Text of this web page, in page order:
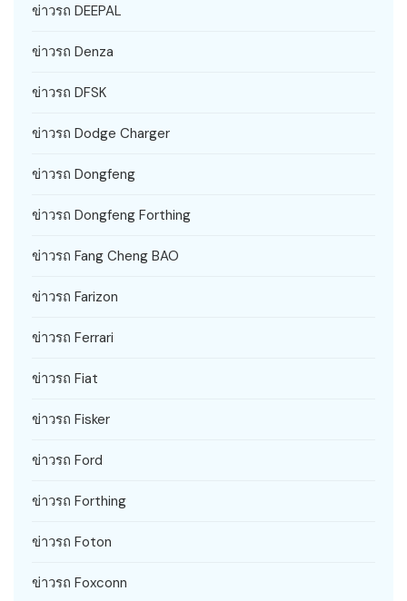
ข่าวรถ DEEPAL
ข่าวรถ Denza
ข่าวรถ DFSK
ข่าวรถ Dodge Charger
ข่าวรถ Dongfeng
ข่าวรถ Dongfeng Forthing
ข่าวรถ Fang Cheng BAO
ข่าวรถ Farizon
ข่าวรถ Ferrari
ข่าวรถ Fiat
ข่าวรถ Fisker
ข่าวรถ Ford
ข่าวรถ Forthing
ข่าวรถ Foton
ข่าวรถ Foxconn